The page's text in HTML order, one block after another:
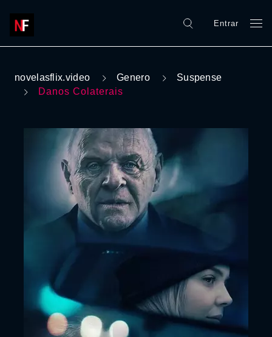
Entrar
novelasflix.video Genero
Suspense
Danos Colaterais